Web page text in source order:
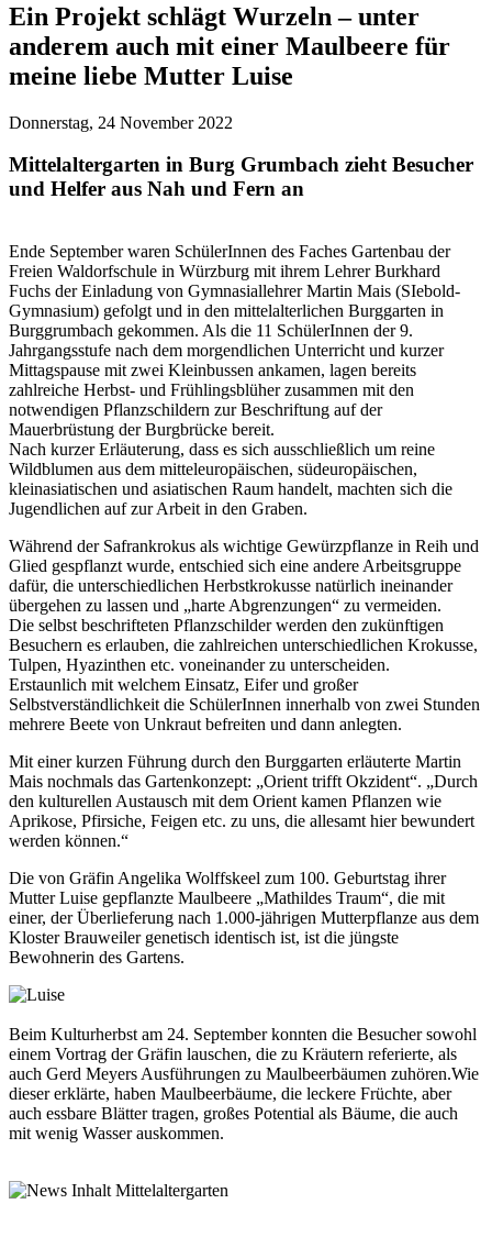
Ein Projekt schlägt Wurzeln – unter
anderem auch mit einer Maulbeere für
meine liebe Mutter Luise
Donnerstag, 24 November 2022
Mittelaltergarten in Burg Grumbach zieht Besucher
und Helfer aus Nah und Fern an
Ende September waren SchülerInnen des Faches Gartenbau der
Freien Waldorfschule in Würzburg mit ihrem Lehrer Burkhard
Fuchs der Einladung von Gymnasiallehrer Martin Mais (SIebold-
Gymnasium) gefolgt und in den mittelalterlichen Burggarten in
Burggrumbach gekommen. Als die 11 SchülerInnen der 9.
Jahrgangsstufe nach dem morgendlichen Unterricht und kurzer
Mittagspause mit zwei Kleinbussen ankamen, lagen bereits
zahlreiche Herbst- und Frühlingsblüher zusammen mit den
notwendigen Pflanzschildern zur Beschriftung auf der
Mauerbrüstung der Burgbrücke bereit.
Nach kurzer Erläuterung, dass es sich ausschließlich um reine
Wildblumen aus dem mitteleuropäischen, südeuropäischen,
kleinasiatischen und asiatischen Raum handelt, machten sich die
Jugendlichen auf zur Arbeit in den Graben.
Während der Safrankrokus als wichtige Gewürzpflanze in Reih und
Glied gespflanzt wurde, entschied sich eine andere Arbeitsgruppe
dafür, die unterschiedlichen Herbstkrokusse natürlich ineinander
übergehen zu lassen und „harte Abgrenzungen“ zu vermeiden.
Die selbst beschrifteten Pflanzschilder werden den zukünftigen
Besuchern es erlauben, die zahlreichen unterschiedlichen Krokusse,
Tulpen, Hyazinthen etc. voneinander zu unterscheiden.
Erstaunlich mit welchem Einsatz, Eifer und großer
Selbstverständlichkeit die SchülerInnen innerhalb von zwei Stunden
mehrere Beete von Unkraut befreiten und dann anlegten.
Mit einer kurzen Führung durch den Burggarten erläuterte Martin
Mais nochmals das Gartenkonzept: „Orient trifft Okzident“. „Durch
den kulturellen Austausch mit dem Orient kamen Pflanzen wie
Aprikose, Pfirsiche, Feigen etc. zu uns, die allesamt hier bewundert
werden können.“
Die von Gräfin Angelika Wolffskeel zum 100. Geburtstag ihrer
Mutter Luise gepflanzte Maulbeere „Mathildes Traum“, die mit
einer, der Überlieferung nach 1.000-jährigen Mutterpflanze aus dem
Kloster Brauweiler genetisch identisch ist, ist die jüngste
Bewohnerin des Gartens.
Beim Kulturherbst am 24. September konnten die Besucher sowohl
einem Vortrag der Gräfin lauschen, die zu Kräutern referierte, als
auch Gerd Meyers Ausführungen zu Maulbeerbäumen zuhören.Wie
dieser erklärte, haben Maulbeerbäume, die leckere Früchte, aber
auch essbare Blätter tragen, großes Potential als Bäume, die auch
mit wenig Wasser auskommen.